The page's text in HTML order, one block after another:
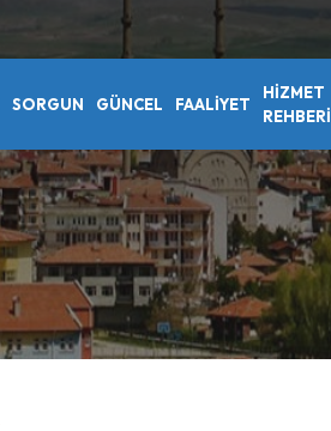
SORGUN GÜNCEL FAALİYET
HİZMET
REHBERİ